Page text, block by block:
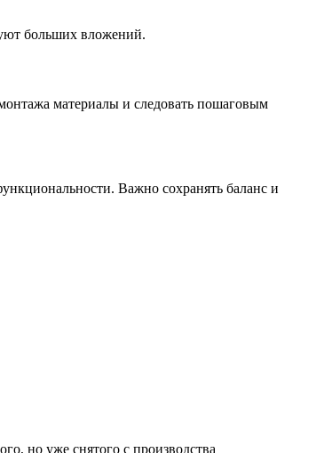
больших вложений.
материалы и следовать пошаговым
Важно сохранять баланс и
но уже снятого с производства